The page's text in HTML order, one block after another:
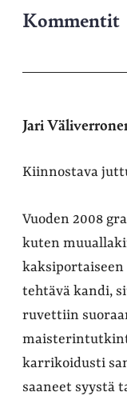
Kommentit
Jari
Kiinnostava
Vuoden 2008
kuten
tehtävä kandi,
ruvettiin
karrikoidusti
saaneet syystä